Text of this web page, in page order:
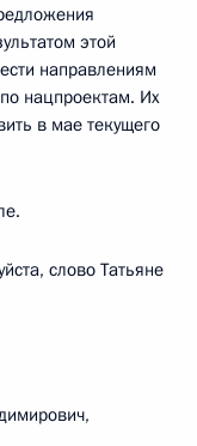
этой
направлениям
нацпроектам. Их
в мае текущего
слово Татьяне